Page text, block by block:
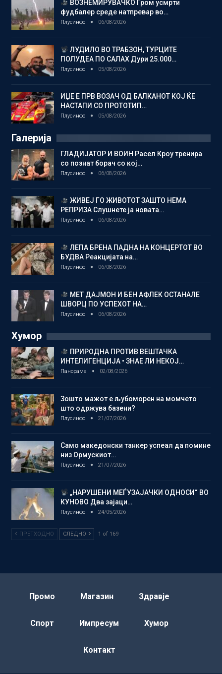
ВОЗНЕМИРУВАЧКО Гром усмрти
фудбалер среде натпревар во…
Плусинфо 06/08/2026
ЛУДИЛО ВО ТРАБЗОН, ТУРЦИТЕ
ПОЛУДЕА ПО САЛАХ Дури 25.000…
Плусинфо 05/08/2026
ИЏЕ Е ПРВ ВОЗАЧ ОД БАЛКАНОТ КОЈ ЌЕ
НАСТАПИ СО ПРОТОТИП…
Плусинфо 05/08/2026
Галерија
ГЛАДИЈАТОР И ВОИН Расел Кроу тренира
со познат борач со кој…
Плусинфо 06/08/2026
ЖИВЕЈ ГО ЖИВОТОТ ЗАШТО НЕМА
РЕПРИЗА Слушнете ја новата…
Плусинфо 06/08/2026
ЛЕПА БРЕНА ПАДНА НА КОНЦЕРТОТ ВО
БУДВА Реакцијата на…
Плусинфо 06/08/2026
МЕТ ДАЈМОН И БЕН АФЛЕК ОСТАНАЛЕ
ШВОРЦ ПО УСПЕХОТ НА…
Плусинфо 06/08/2026
Хумор
ПРИРОДНА ПРОТИВ ВЕШТАЧКА
ИНТЕЛИГЕНЦИЈА • ЗНАЕ ЛИ НЕКОЈ…
Панорама 02/08/2026
Зошто мажот е љубоморен на момчето
што одржува базени?
Плусинфо 21/07/2026
Само македонски танкер успеал да помине
низ Ормускиот…
Плусинфо 21/07/2026
„НАРУШЕНИ МЕЃУЗАЈАЧКИ ОДНОСИ“ ВО
КУНОВО Два зајаци…
Плусинфо 24/05/2026
ПРЕТХОДНО СЛЕДНО 1 of 169
Промо Магазин Здравје
Спорт Импресум Хумор
Контакт